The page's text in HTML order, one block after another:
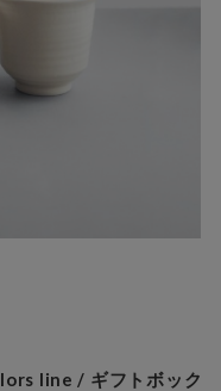
line / ギフトボック